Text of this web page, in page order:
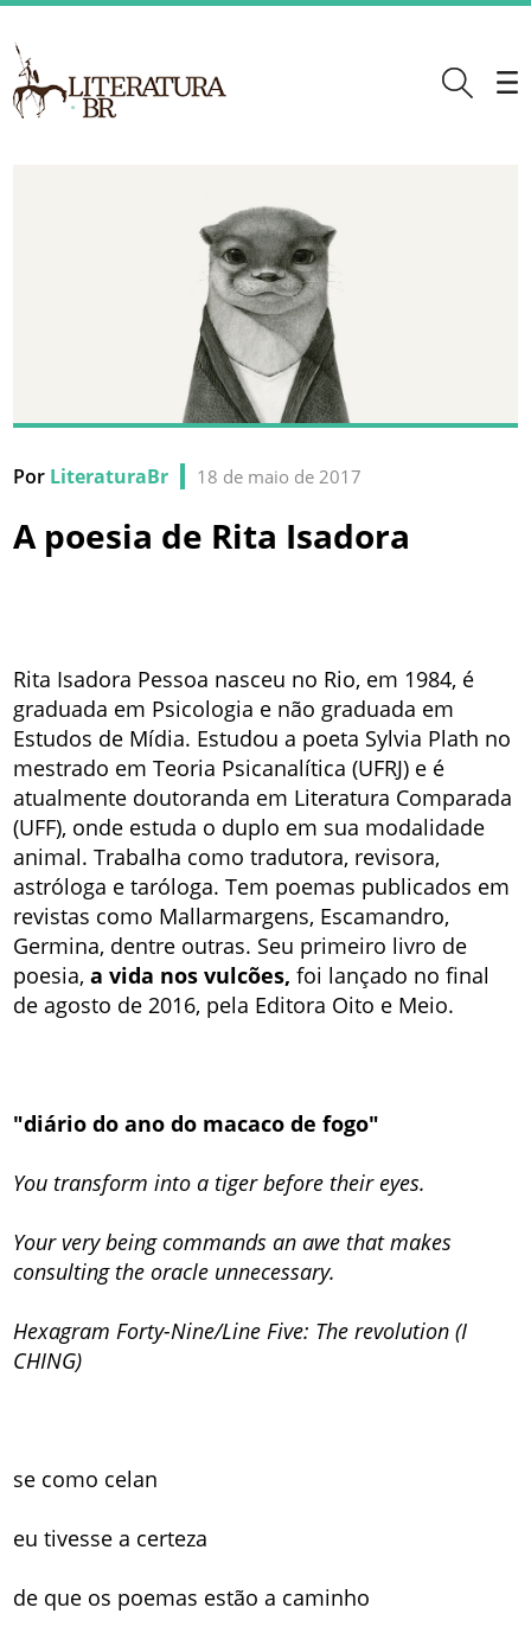
Por LiteraturaBr 18 de maio de 2017
A poesia de Rita Isadora
Rita Isadora Pessoa nasceu no Rio, em 1984, é
graduada em Psicologia e não graduada em
Estudos de Mídia. Estudou a poeta Sylvia Plath no
mestrado em Teoria Psicanalítica (UFRJ) e é
atualmente doutoranda em Literatura Comparada
(UFF), onde estuda o duplo em sua modalidade
animal. Trabalha como tradutora, revisora,
astróloga e taróloga. Tem poemas publicados em
revistas como Mallarmargens, Escamandro,
Germina, dentre outras. Seu primeiro livro de
poesia,a vida nos vulcões, foi lançado no final
de agosto de 2016, pela Editora Oito e Meio.
"diário do ano do macaco de fogo"
You transform into a tiger before their eyes.
Your very being commands an awe that makes
consulting the oracle unnecessary.
Hexagram Forty-Nine/Line Five: The revolution (I
CHING)
se como celan
eu tivesse a certeza
de que os poemas estão a caminho